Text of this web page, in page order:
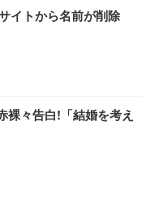
イトから名前が削除
裸々告白!「結婚を考え